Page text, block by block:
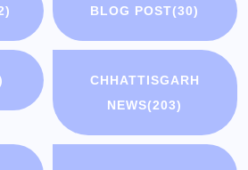
BLOG POST(30)
CHHATTISGARH
NEWS(203)